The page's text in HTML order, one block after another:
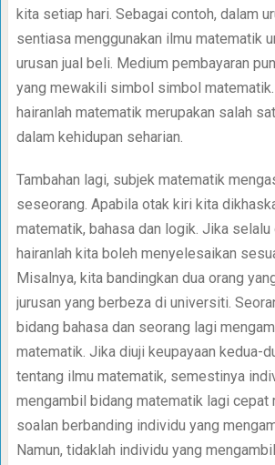
kita setiap hari. Sebagai contoh, dalam
sentiasa menggunakan ilmu matematik
urusan jual beli. Medium pembayaran
yang mewakili simbol simbol
hairanlah matematik merupakan salah
dalam kehidupan seharian.
Tambahan lagi, subjek matematik
seseorang. Apabila otak kiri kita
matematik, bahasa dan logik. Jika selalu
hairanlah kita boleh menyelesaikan
Misalnya, kita bandingkan dua orang
jurusan yang berbeza di universiti.
bidang bahasa dan seorang lagi
matematik. Jika diuji keupayaan kedua-
tentang ilmu matematik, semestinya
mengambil bidang matematik lagi cepat
soalan berbanding individu yang
Namun, tidaklah individu yang